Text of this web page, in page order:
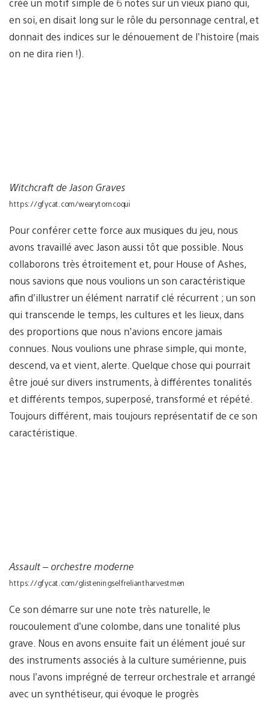
en soi, en disait long sur le rôle du personnage central, et
donnait des indices sur le dénouement de l’histoire (mais
on ne dira rien !).
Witchcraft de Jason Graves
https://gfycat.com/wearytorncoqui
Pour conférer cette force aux musiques du jeu, nous
avons travaillé avec Jason aussi tôt que possible. Nous
collaborons très étroitement et, pour House of Ashes,
nous savions que nous voulions un son caractéristique
afin d’illustrer un élément narratif clé récurrent ; un son
qui transcende le temps, les cultures et les lieux, dans
des proportions que nous n’avions encore jamais
connues. Nous voulions une phrase simple, qui monte,
descend, va et vient, alerte. Quelque chose qui pourrait
être joué sur divers instruments, à différentes tonalités
et différents tempos, superposé, transformé et répété.
Toujours différent, mais toujours représentatif de ce son
caractéristique.
Assault – orchestre moderne
https://gfycat.com/glisteningselfreliantharvestmen
Ce son démarre sur une note très naturelle, le
roucoulement d’une colombe, dans une tonalité plus
grave. Nous en avons ensuite fait un élément joué sur
des instruments associés à la culture sumérienne, puis
nous l’avons imprégné de terreur orchestrale et arrangé
avec un synthétiseur, qui évoque le progrès